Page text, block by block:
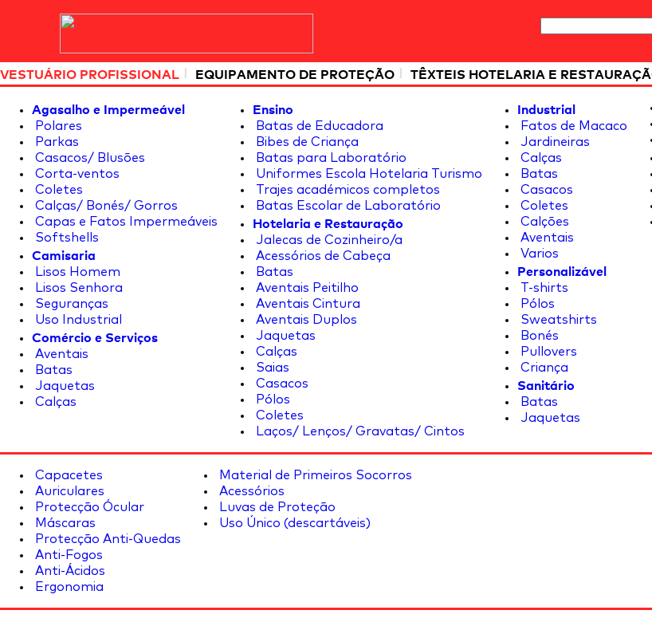
VESTUÁRIO PROFISSIONAL | EQUIPAMENTO DE PROTEÇÃO | TÊXTEIS HOTELARIA E
Agasalho e Impermeável
Polares
Parkas
Casacos/ Blusões
Corta-ventos
Coletes
Calças/ Bonés/ Gorros
Capas e Fatos Impermeáveis
Softshells
Camisaria
Lisos Homem
Lisos Senhora
Seguranças
Uso Industrial
Comércio e Serviços
Aventais
Batas
Jaquetas
Calças
Ensino
Batas de Educadora
Bibes de Criança
Batas para Laboratório
Uniformes Escola Hotelaria Turismo
Trajes académicos completos
Batas Escolar de Laboratório
Hotelaria e Restauração
Jalecas de Cozinheiro/a
Acessórios de Cabeça
Batas
Aventais Peitilho
Aventais Cintura
Aventais Duplos
Jaquetas
Calças
Saias
Casacos
Pólos
Coletes
Laços/ Lenços/ Gravatas/ Cintos
Industrial
Fatos de Macaco
Jardineiras
Calças
Batas
Casacos
Coletes
Calções
Aventais
Varios
Personalizável
T-shirts
Pólos
Sweatshirts
Bonés
Pullovers
Criança
Sanitário
Batas
Jaquetas
Capacetes
Auriculares
Protecção Ócular
Máscaras
Protecção Anti-Quedas
Anti-Fogos
Anti-Ácidos
Ergonomia
Material de Primeiros Socorros
Acessórios
Luvas de Proteção
Uso Único (descartáveis)